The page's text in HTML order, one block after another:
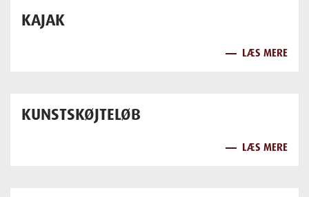
KAJAK
LÆS MERE
KUNSTSKØJTELØB
LÆS MERE